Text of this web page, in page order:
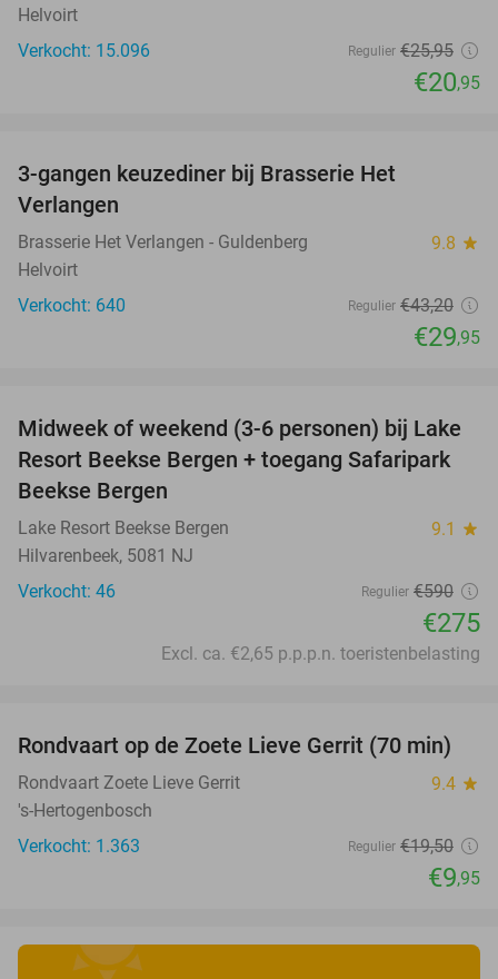
Helvoirt
Verkocht: 15.096
Regulier €25,95
€20,95
3-gangen keuzediner bij Brasserie Het
Verlangen
Brasserie Het Verlangen - Guldenberg 9.8 star
Helvoirt
Verkocht: 640
Regulier €43,20
€29,95
53%
Midweek of weekend (3-6 personen) bij Lake
Resort Beekse Bergen + toegang Safaripark
Beekse Bergen
Lake Resort Beekse Bergen 9.1 star
Hilvarenbeek, 5081 NJ
Verkocht: 46
Regulier €590
€275
Excl. ca. €2,65 p.p.p.n. toeristenbelasting
49%
Rondvaart op de Zoete Lieve Gerrit (70 min)
Rondvaart Zoete Lieve Gerrit 9.4 star
's-Hertogenbosch
Verkocht: 1.363
Regulier €19,50
€9,95